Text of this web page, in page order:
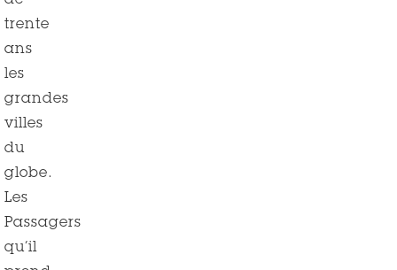
trente
ans
les
grandes
villes
du
globe.
Les
Passagers
qu’il